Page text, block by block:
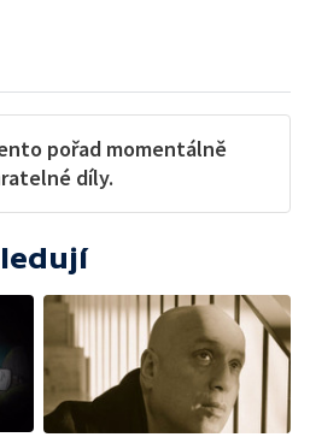
pořad momentálně
díly.